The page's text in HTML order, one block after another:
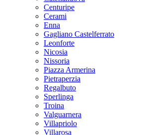
Centuripe
Cerami
Enna
Gagliano Castelferrato
Leonforte
Nicosia
Nissoria
Piazza Armerina
Pietraperzia
Regalbuto
Sperlinga
Troina
Valguarnera
Villapriolo
Villarosa